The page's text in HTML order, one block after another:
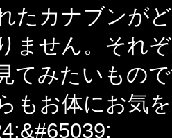
たカナブンが
ません。それ
てみたいもの
もお体にお気